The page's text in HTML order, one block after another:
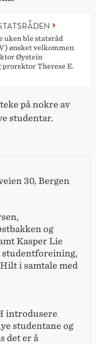
uken ble statsråd
ønsket velkommen
Øystein
prorektor Therese E.
på nokre av
studentar.
30, Bergen
og
Kasper Lie
studentforeining,
i samtale med
introdusere
studentane og
det er å